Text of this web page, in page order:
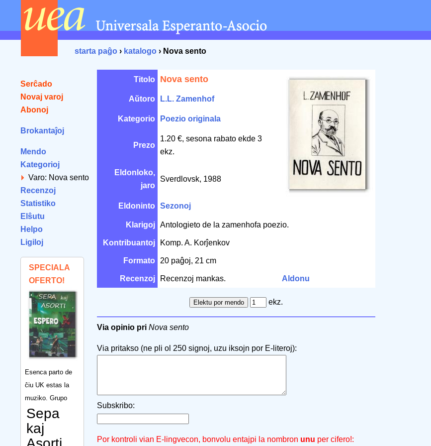
starta paĝo › katalogo › Nova sento
Serĉado
Novaj varoj
Abonoj
Brokantaĵoj
Mendo
Kategorioj
Varo: Nova sento
Recenzoj
Statistiko
Elŝutu
Helpo
Ligiloj
SPECIALA
OFERTO!
Esenca parto de
ĉiu UK estas la
muziko. Grupo
Sepa
kaj
Titolo Nova sento
Aŭtoro L.L. Zamenhof
Kategorio Poezio originala
Prezo
1.20 €, sesona rabato ekde 3
ekz.
Eldonloko,
jaro
Sverdlovsk, 1988
Eldoninto Sezonoj
Klarigoj Antologieto de la zamenhofa poezio.
Kontribuantoj Komp. A. Korĵenkov
Formato 20 paĝoj, 21 cm
Recenzoj Recenzoj mankas. Aldonu
ekz.
Via opinio pri Nova sento
Via pritakso (ne pli ol 250 signoj, uzu iksojn por E-literoj):
Subskribo:
Por kontroli vian E-lingvecon, bonvolu entajpi la nombron unu per cifero!: